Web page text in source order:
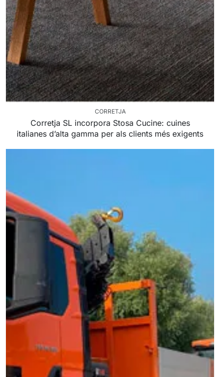
CORRETJA
Corretja SL incorpora Stosa Cucine: cuines
italianes d’alta gamma per als clients més exigents